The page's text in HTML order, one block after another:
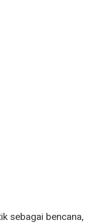
sebagai bencana,